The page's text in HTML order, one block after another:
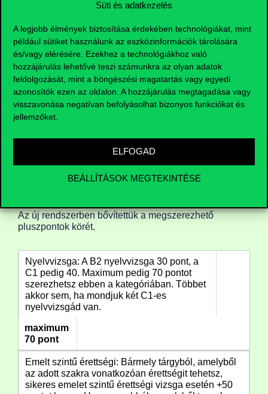
Süti és adatkezelés
A legjobb élmények biztosítása érdekében technológiákat, mint
például sütiket használunk az eszközinformációk tárolására
és/vagy elérésére. Ezekhez a technológiákhoz való
hozzájárulás lehetővé teszi számunkra az olyan adatok
feldolgozását, mint a böngészési magatartás vagy egyedi
azonosítók ezen az oldalon. A hozzájárulás megtagadása vagy
visszavonása negatívan befolyásolhat bizonyos funkciókat és
jellemzőket.
ELFOGAD
BEÁLLÍTÁSOK MEGTEKINTÉSE
Duplázz!
Ha különösen jól sikerül az a két érettségid, amiből
a szakonkénti érettségi pontokat számítjuk, akár
meg is duplázhatod ezeket. Ebben az esetben
nem számítanak a tanulmányi pontjaid, kizárólag a
két érettségi tárgyadat vesszük figyelembe. A
számítás módja nem változik, mindössze annyiban
Intézményi pontok
Az új rendszerben bővítettük a megszerezhető
pluszpontok körét.
Nyelvvizsga: A B2 nyelvvizsga 30 pont, a
C1 pedig 40. Maximum pedig 70 pontot
szerezhetsz ebben a kategóriában. Többet
akkor sem, ha mondjuk két C1-es
nyelvvizsgád van.
maximum
70 pont
Emelt szintű érettségi: Bármely tárgyból, amelyből
az adott szakra vonatkozóan érettségit tehetsz,
sikeres emelet szintű érettségi vizsga esetén +50